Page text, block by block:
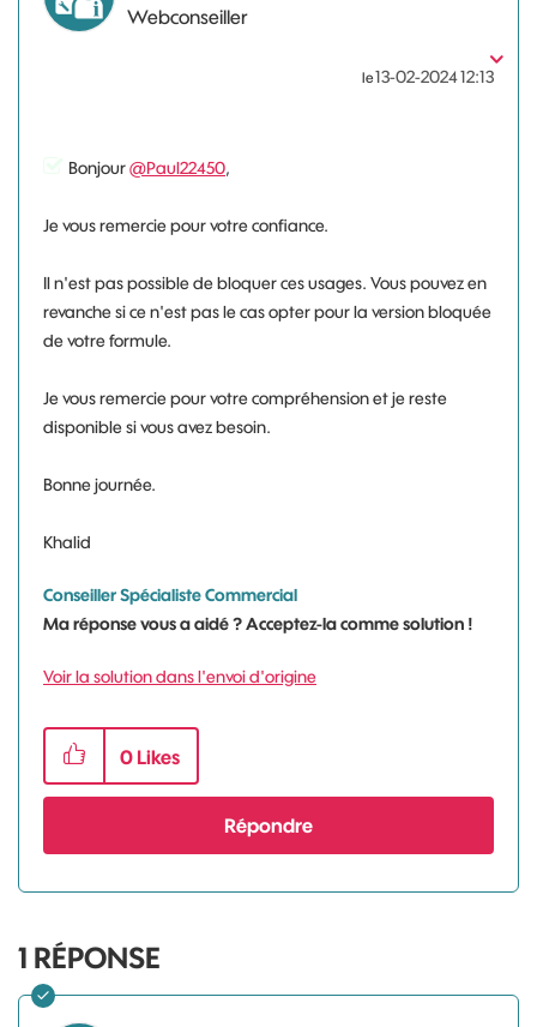
Webconseiller
le‎13-02-202412:13
Bonjour@Paul22450,
Je vous remercie pour votre confiance.
Il n'est pas possible de bloquer ces usages. Vous pouvez en
revanche si ce n'est pas le cas opter pour la version bloquée
de votre formule.
Je vous remercie pour votre compréhension et je reste
disponible si vous avez besoin.
Bonne journée.
Khalid
Conseiller Spécialiste Commercial
Ma réponse vous a aidé ? Acceptez-la comme solution !
Voir la solution dans l'envoi d'origine
0 Likes
Répondre
1 RÉPONSE